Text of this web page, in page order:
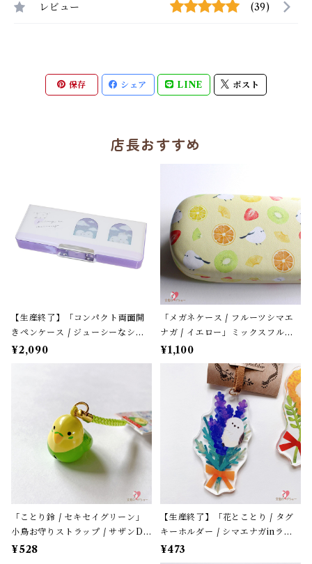
レビュー (39)
保存 シェア LINE ポスト
店長おすすめ
【生産終了】「コンパクト両面開
きペンケース / ジューシーなシマ
エナガ」窓から覗くシマエナガた
ち / カミオジャパン＊パープル
¥2,090
「メガネケース / フルーツシマエ
ナガ / イエロー」ミックスフルー
ツ柄 / フレンズヒル＊パステルイ
¥1,100
「ことり鈴 / セキセイグリーン」
小鳥お守りストラップ / サザンDS
クリエイト / 黄緑色のセキセイイ
¥528
【生産終了】「花とことり / タグ
キーホルダー / シマエナガinラベ
ンダー」花言葉と小鳥のアクリル
キーホルダー・バッグチャーム /
¥473